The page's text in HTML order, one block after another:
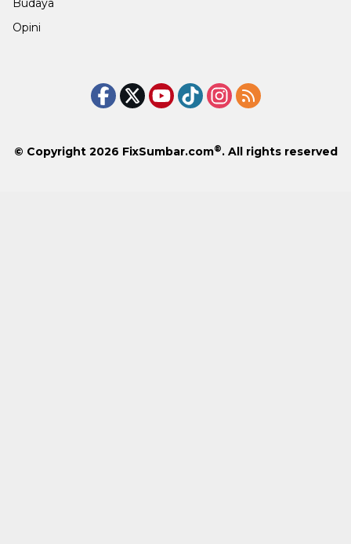
Budaya
Opini
© Copyright 2026 FixSumbar.com®. All rights reserved